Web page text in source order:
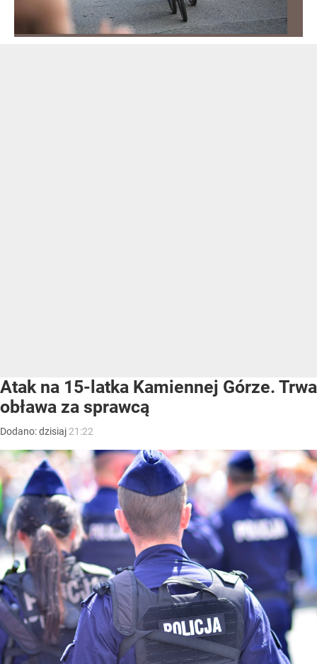
Atak na 15-latka Kamiennej Górze. Trwa
obława za sprawcą
Dodano:dzisiaj 21:22